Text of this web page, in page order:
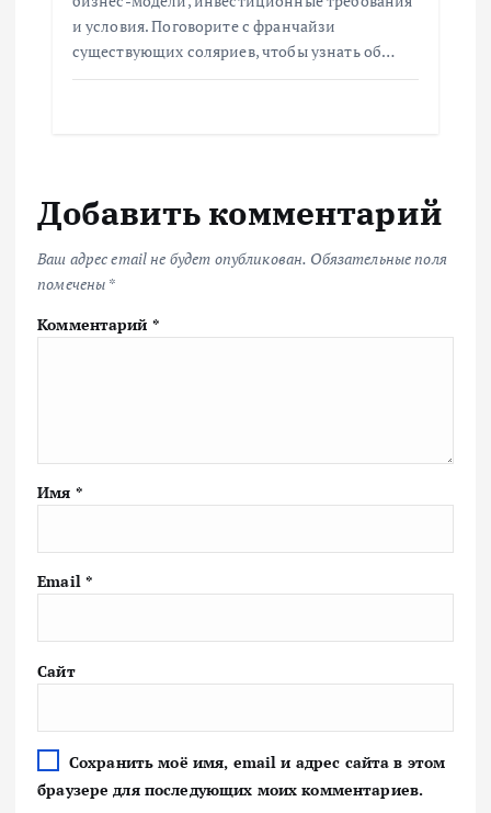
и условия. Поговорите с франчайзи
существующих соляриев, чтобы узнать об…
Добавить комментарий
Ваш адрес email не будет опубликован. Обязательные поля
помечены *
Комментарий *
Имя *
Email *
Сайт
Сохранить моё имя, email и адрес сайта в этом
браузере для последующих моих комментариев.